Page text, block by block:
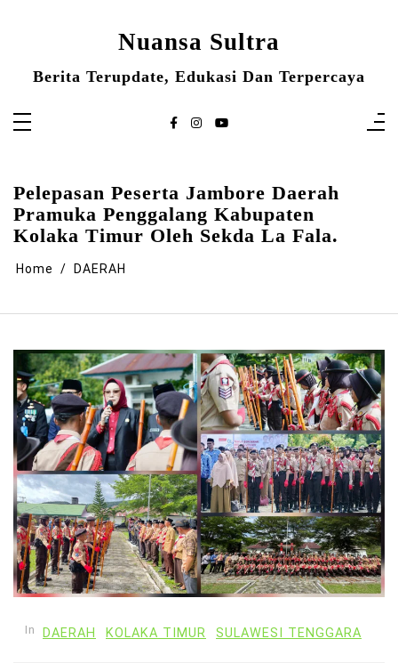
Nuansa Sultra
Berita Terupdate, Edukasi Dan Terpercaya
Pelepasan Peserta Jambore Daerah
Pramuka Penggalang Kabupaten
Kolaka Timur Oleh Sekda La Fala.
Home DAERAH
In DAERAH KOLAKA TIMUR SULAWESI TENGGARA